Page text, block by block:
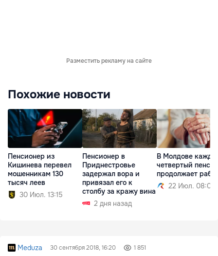
Разместить рекламу на сайте
Похожие новости
Пенсионер из
Кишинева перевел
мошенникам 130
тысяч леев
30 Июл. 13:15
Пенсионер в
Приднестровье
задержал вора и
привязал его к
столбу за кражу вина
2 дня назад
В Молдове
четвертый
продолжает
22 Июл. 08:02
Meduza 30 сентября 2018, 16:20 1 851